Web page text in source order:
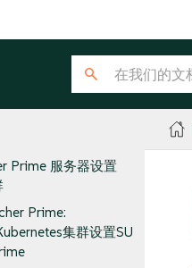
Prime 服务器设置
Prime:
集群设置SU